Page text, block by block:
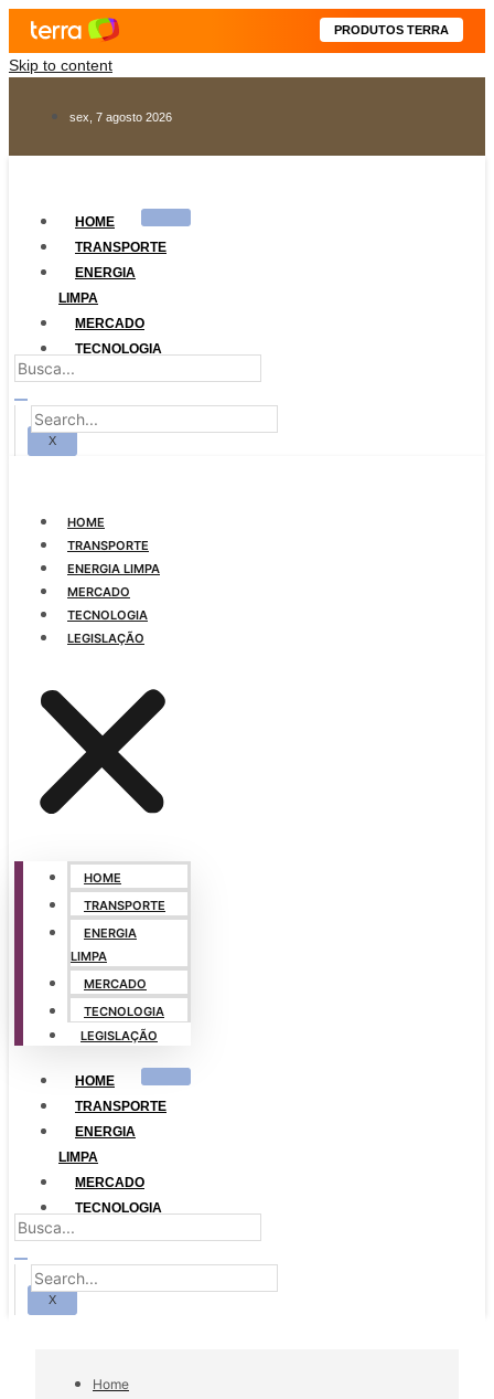
PRODUTOS TERRA
Skip to content
sex, 7 agosto 2026
HOME
TRANSPORTE
ENERGIA
LIMPA
MERCADO
TECNOLOGIA
X
HOME
TRANSPORTE
ENERGIA LIMPA
MERCADO
TECNOLOGIA
LEGISLAÇÃO
HOME
TRANSPORTE
ENERGIA
LIMPA
MERCADO
TECNOLOGIA
LEGISLAÇÃO
HOME
TRANSPORTE
ENERGIA
LIMPA
MERCADO
TECNOLOGIA
X
Home